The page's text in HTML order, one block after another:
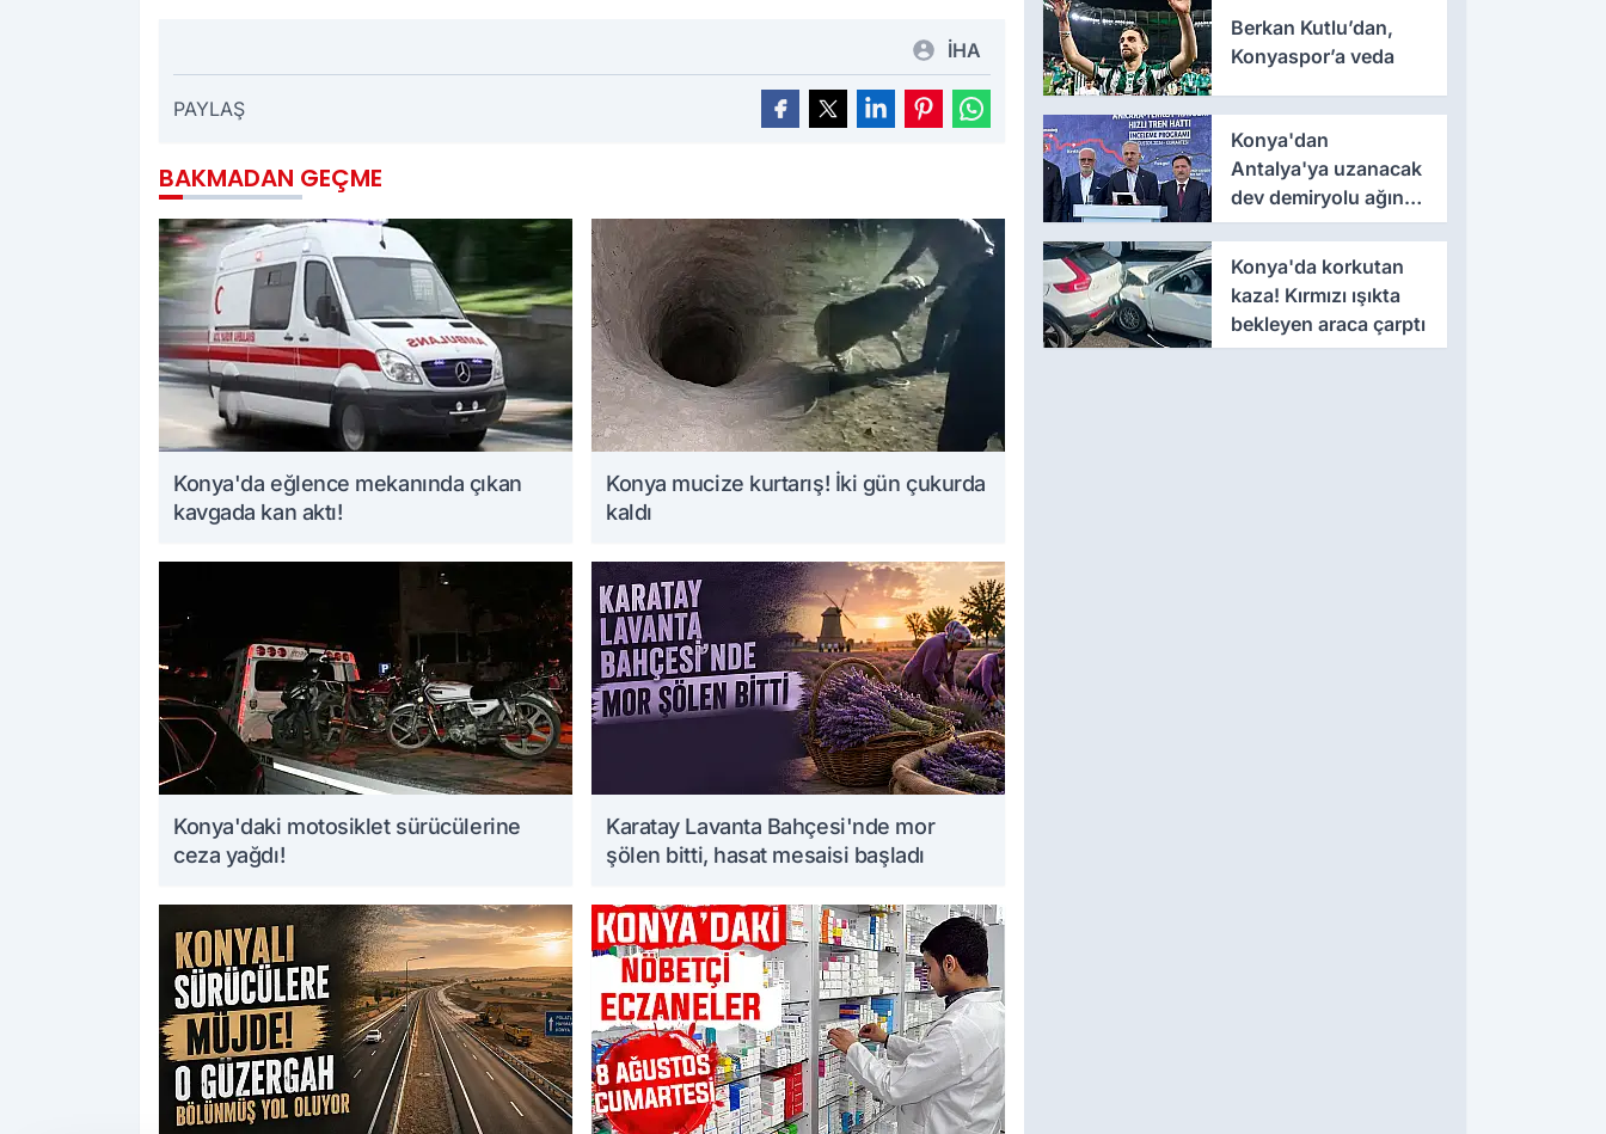
İHA
PAYLAŞ
BAKMADAN GEÇME
Konya'da eğlence mekanında çıkan
kavgada kan aktı!
Konya mucize kurtarış! İki gün çukurda
kaldı
Konya'daki motosiklet sürücülerine
ceza yağdı!
Karatay Lavanta Bahçesi'nde mor
şölen bitti, hasat mesaisi başladı
Berkan Kutlu’dan,
Konyaspor’a veda
Konya'dan
Antalya'ya uzanacak
dev demiryolu ağında
yeni aşama
Konya'da korkutan
kaza! Kırmızı ışıkta
bekleyen araca çarptı